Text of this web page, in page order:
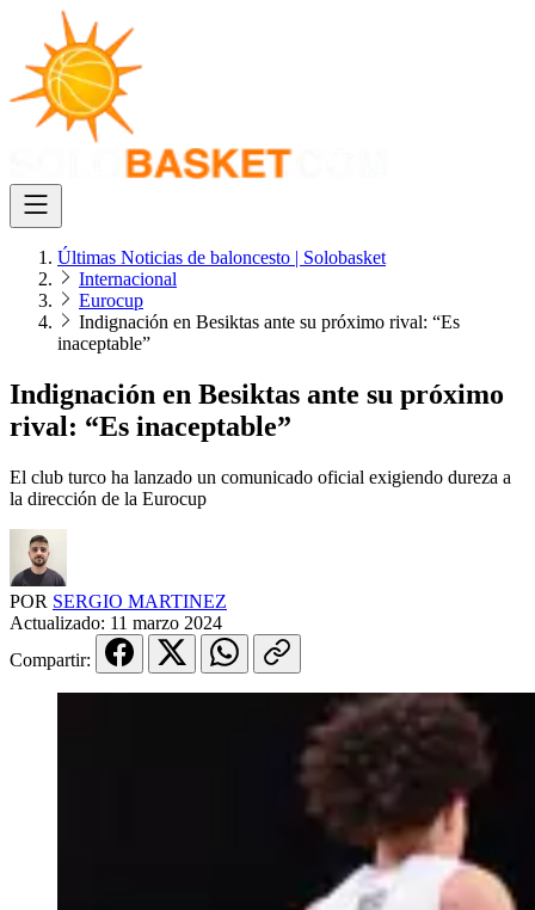
Últimas Noticias de baloncesto | Solobasket
Internacional
Eurocup
Indignación en Besiktas ante su próximo rival: “Es
inaceptable”
Indignación en Besiktas ante su próximo
rival: “Es inaceptable”
El club turco ha lanzado un comunicado oficial exigiendo dureza a
la dirección de la Eurocup
POR SERGIO MARTINEZ
Actualizado: 11 marzo 2024
Compartir: